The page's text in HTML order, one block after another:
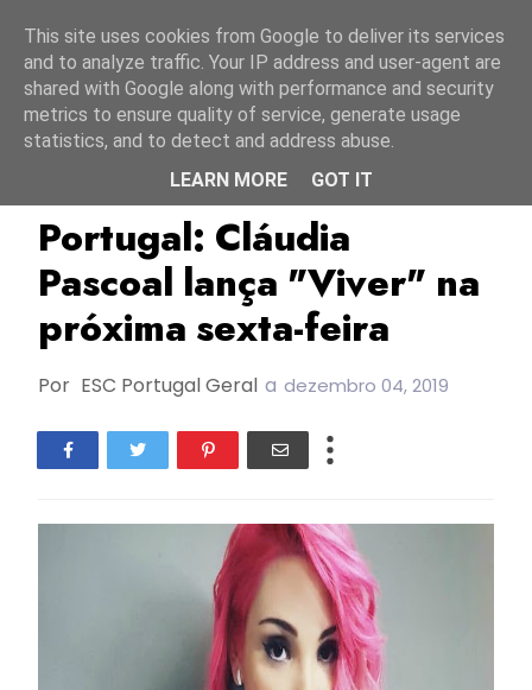
Cláudia Pascoal ESC2018 FC2018
Portugal: Cláudia
Pascoal lança "Viver" na
próxima sexta-feira
Por ESC Portugal Geral a dezembro 04, 2019
This site uses cookies from Google to deliver its services
and to analyze traffic. Your IP address and user-agent are
shared with Google along with performance and security
metrics to ensure quality of service, generate usage
statistics, and to detect and address abuse.
LEARN MORE
GOT IT